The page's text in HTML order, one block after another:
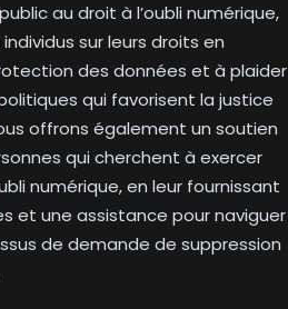
au droit à l’oubli numérique,
sur leurs droits en
des données et à plaider
qui favorisent la justice
offrons également un soutien
qui cherchent à exercer
numérique, en leur fournissant
et une assistance pour naviguer
de demande de suppression